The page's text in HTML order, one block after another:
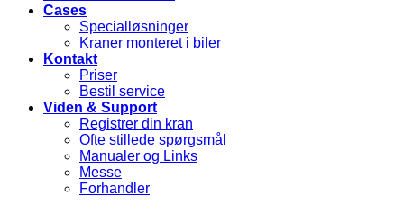
Cases
Specialløsninger
Kraner monteret i biler
Kontakt
Priser
Bestil service
Viden & Support
Registrer din kran
Ofte stillede spørgsmål
Manualer og Links
Messe
Forhandler